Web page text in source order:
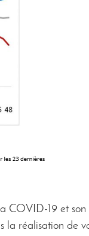
COVID-19 et
la réalisation de